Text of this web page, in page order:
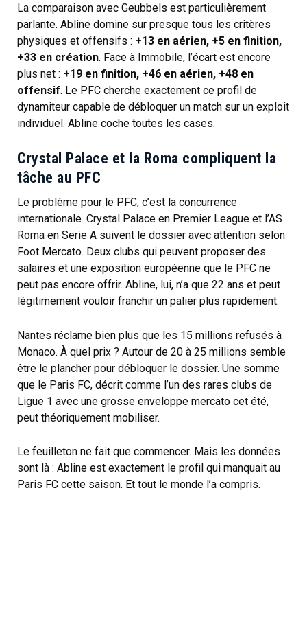
La comparaison avec Geubbels est particulièrement
parlante. Abline domine sur presque tous les critères
physiques et offensifs : +13 en aérien, +5 en finition,
+33 en création. Face à Immobile, l’écart est encore
plus net : +19 en finition, +46 en aérien, +48 en
offensif. Le PFC cherche exactement ce profil de
dynamiteur capable de débloquer un match sur un exploit
individuel. Abline coche toutes les cases.
Crystal Palace et la Roma compliquent la
tâche au PFC
Le problème pour le PFC, c’est la concurrence
internationale. Crystal Palace en Premier League et l’AS
Roma en Serie A suivent le dossier avec attention selon
Foot Mercato. Deux clubs qui peuvent proposer des
salaires et une exposition européenne que le PFC ne
peut pas encore offrir. Abline, lui, n’a que 22 ans et peut
légitimement vouloir franchir un palier plus rapidement.
Nantes réclame bien plus que les 15 millions refusés à
Monaco. À quel prix ? Autour de 20 à 25 millions semble
être le plancher pour débloquer le dossier. Une somme
que le Paris FC, décrit comme l’un des rares clubs de
Ligue 1 avec une grosse enveloppe mercato cet été,
peut théoriquement mobiliser.
Le feuilleton ne fait que commencer. Mais les données
sont là : Abline est exactement le profil qui manquait au
Paris FC cette saison. Et tout le monde l’a compris.